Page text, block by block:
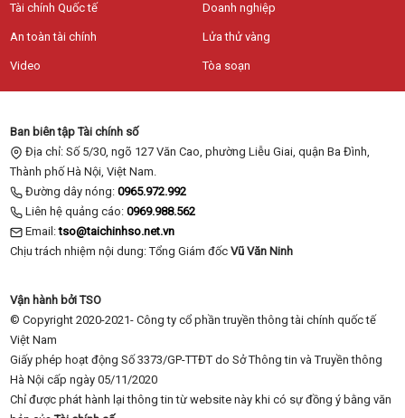
Tài chính Quốc tế Doanh nghiệp
An toàn tài chính Lửa thử vàng
Video Tòa soạn
Ban biên tập Tài chính số
Địa chỉ: Số 5/30, ngõ 127 Văn Cao, phường Liễu Giai, quận Ba Đình,
Thành phố Hà Nội, Việt Nam.
Đường dây nóng:0965.972.992
Liên hệ quảng cáo:0969.988.562
Email:tso@taichinhso.net.vn
Chịu trách nhiệm nội dung: Tổng Giám đốcVũ Văn Ninh
Vận hành bởi TSO
© Copyright 2020-2021- Công ty cổ phần truyền thông tài chính quốc tế
Việt Nam
Giấy phép hoạt động Số 3373/GP-TTĐT do Sở Thông tin và Truyền thông
Hà Nội cấp ngày 05/11/2020
Chỉ được phát hành lại thông tin từ website này khi có sự đồng ý bằng văn